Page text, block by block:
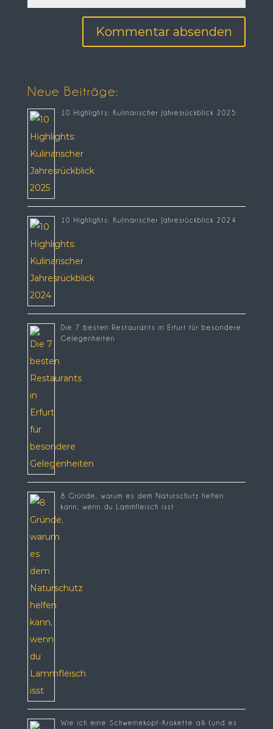
Neue Beiträge:
10 Highlights: Kulinarischer Jahresrückblick 2025
10 Highlights: Kulinarischer Jahresrückblick 2024
Die 7 besten Restaurants in Erfurt für besondere
Gelegenheiten
8 Gründe, warum es dem Naturschutz helfen
kann, wenn du Lammfleisch isst
Wie ich eine Schweinekopf-Krokette aß (und es